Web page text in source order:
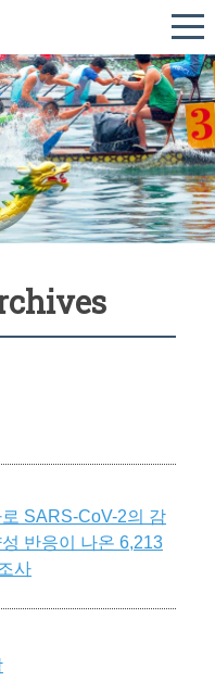
SARS-CoV-2의 감
반응이 나온 6,213
사